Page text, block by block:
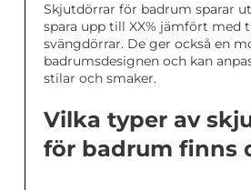
Skjutdörrar för badrum sparar
spara upp till XX% jämfört med
svängdörrar. De ger också en
badrumsdesignen och kan
stilar och smaker.
Vilka typer av
för badrum finns